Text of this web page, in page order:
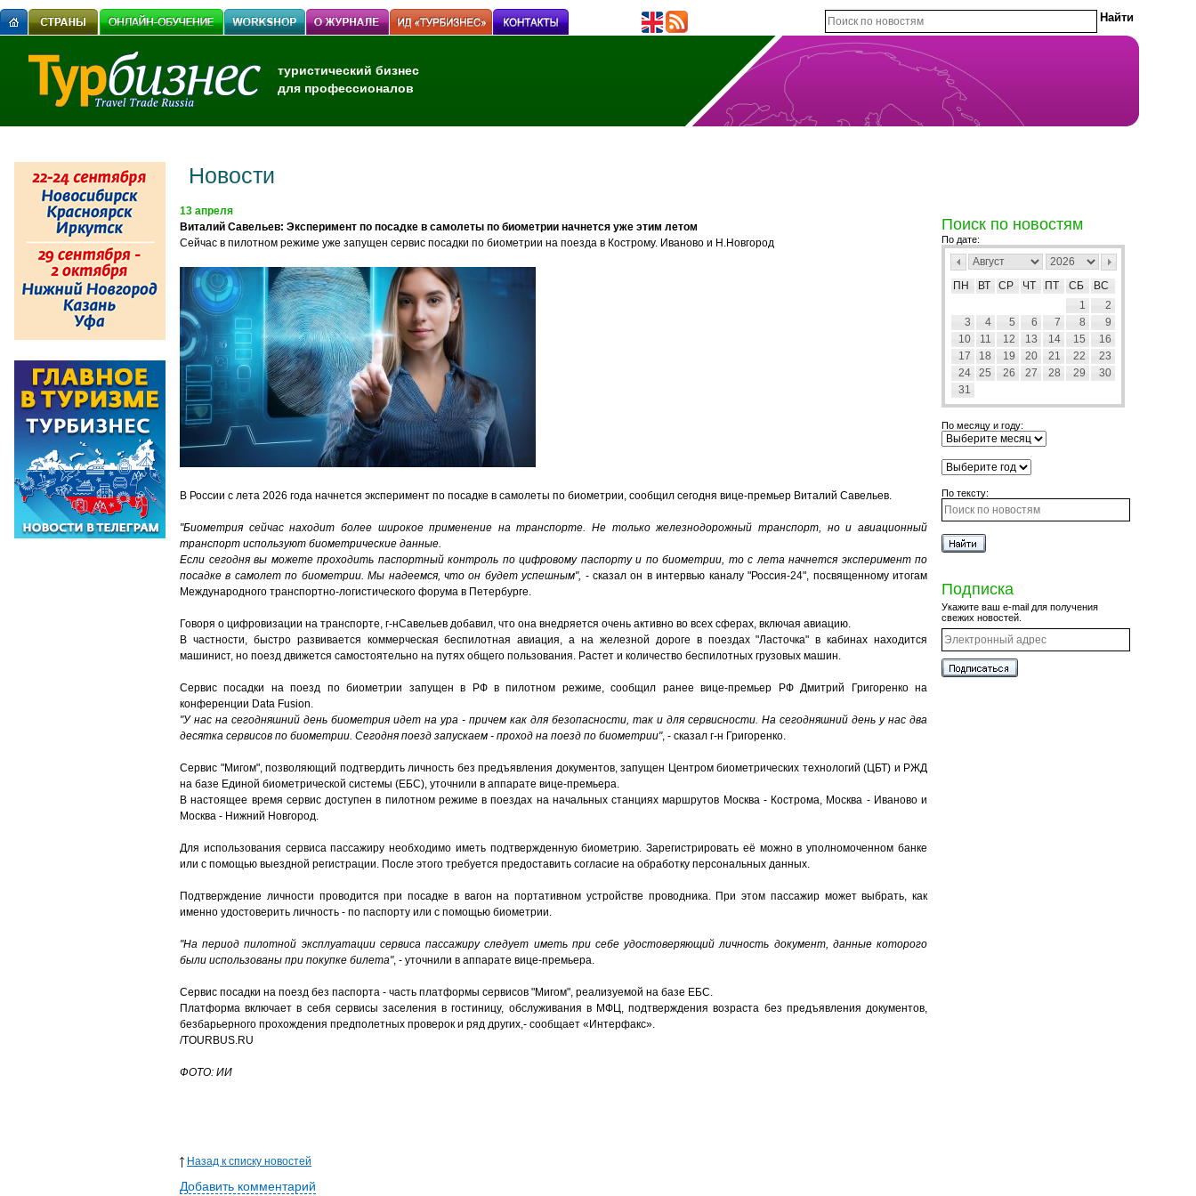
туристический бизнес
для профессионалов
Новости
13 апреля
Виталий Савельев: Эксперимент по посадке в самолеты по биометрии начнется уже этим летом
Сейчас в пилотном режиме уже запущен сервис посадки по биометрии на поезда в Кострому. Иваново и Н.Новгород
В России с лета 2026 года начнется эксперимент по посадке в самолеты по биометрии, сообщил сегодня вице-премьер Виталий Савельев.
"Биометрия сейчас находит более широкое применение на транспорте. Не только железнодорожный транспорт, но и авиационный
транспорт используют биометрические данные.
Если сегодня вы можете проходить паспортный контроль по цифровому паспорту и по биометрии, то с лета начнется эксперимент по
посадке в самолет по биометрии. Мы надеемся, что он будет успешным", - сказал он в интервью каналу "Россия-24", посвященному итогам
Международного транспортно-логистического форума в Петербурге.
Говоря о цифровизации на транспорте, г-нСавельев добавил, что она внедряется очень активно во всех сферах, включая авиацию.
В частности, быстро развивается коммерческая беспилотная авиация, а на железной дороге в поездах "Ласточка" в кабинах находится
машинист, но поезд движется самостоятельно на путях общего пользования. Растет и количество беспилотных грузовых машин.
Сервис посадки на поезд по биометрии запущен в РФ в пилотном режиме, сообщил ранее вице-премьер РФ Дмитрий Григоренко на
конференции Data Fusion.
"У нас на сегодняшний день биометрия идет на ура - причем как для безопасности, так и для сервисности. На сегодняшний день у нас два
десятка сервисов по биометрии. Сегодня поезд запускаем - проход на поезд по биометрии", - сказал г-н Григоренко.
Сервис "Мигом", позволяющий подтвердить личность без предъявления документов, запущен Центром биометрических технологий (ЦБТ) и РЖД
на базе Единой биометрической системы (ЕБС), уточнили в аппарате вице-премьера.
В настоящее время сервис доступен в пилотном режиме в поездах на начальных станциях маршрутов Москва - Кострома, Москва - Иваново и
Москва - Нижний Новгород.
Для использования сервиса пассажиру необходимо иметь подтвержденную биометрию. Зарегистрировать её можно в уполномоченном банке
или с помощью выездной регистрации. После этого требуется предоставить согласие на обработку персональных данных.
Подтверждение личности проводится при посадке в вагон на портативном устройстве проводника. При этом пассажир может выбрать, как
именно удостоверить личность - по паспорту или с помощью биометрии.
"На период пилотной эксплуатации сервиса пассажиру следует иметь при себе удостоверяющий личность документ, данные которого
были использованы при покупке билета", - уточнили в аппарате вице-премьера.
Сервис посадки на поезд без паспорта - часть платформы сервисов "Мигом", реализуемой на базе ЕБС.
Платформа включает в себя сервисы заселения в гостиницу, обслуживания в МФЦ, подтверждения возраста без предъявления документов,
безбарьерного прохождения предполетных проверок и ряд других,- сообщает «Интерфакс».
/TOURBUS.RU
ФОТО: ИИ
Назад к списку новостей
Добавить комментарий
Поиск по новостям
По дате:
ПН ВТ СР ЧТ ПТ СБ
ВС
1
2
3
4 5 6 7 8
9
10
11 12 13 14 15
16
17
18 19 20 21 22
23
24
25 26 27 28 29
30
31
По месяцу и году:
По тексту:
Подписка
Укажите ваш e-mail для получения
свежих новостей.